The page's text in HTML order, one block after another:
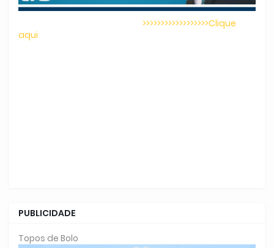
>>>>>>>>>>>>>>>>>>Clique
aqui
PUBLICIDADE
Topos de Bolo